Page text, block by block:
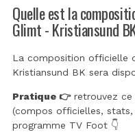
Quelle est la
Glimt - Kristiansund
La composition officielle
Kristiansund BK sera
Pratique 👉retrouvez ce
(compos officielles,
programme TV Foot 👇